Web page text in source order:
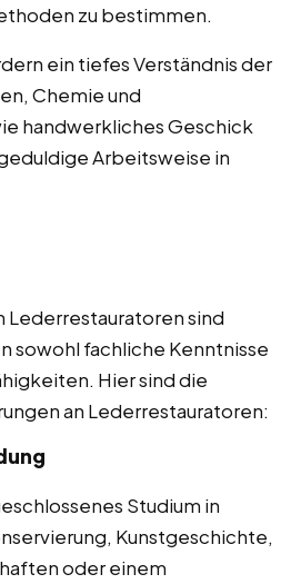
zu bestimmen.
ein tiefes Verständnis der
Chemie und
handwerkliches Geschick
Arbeitsweise in
Lederrestauratoren sind
sowohl fachliche Kenntnisse
Hier sind die
an Lederrestauratoren:
Studium in
Kunstgeschichte,
oder einem